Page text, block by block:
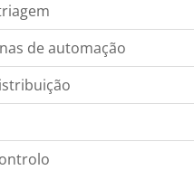
de automação